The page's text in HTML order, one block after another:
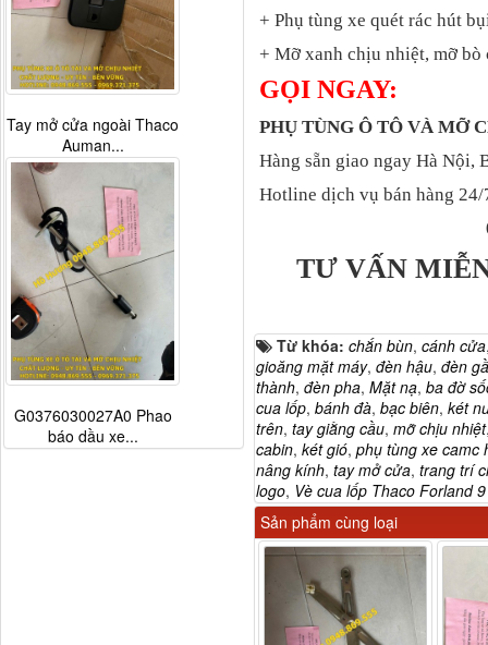
+ Phụ tùng xe quét rác hút
+ Mỡ xanh chịu nhiệt, mỡ
GỌI NGAY:
PHỤ TÙNG Ô TÔ VÀ MỠ
Hàng sẵn giao ngay Hà Nội,
Hotline dịch vụ bán hàng 24/
TƯ VẤN
Từ khóa: chắn bùn, cánh cửa
gioăng mặt máy, đèn hậu, đèn
thành, đèn pha, Mặt nạ, ba đờ
cua lốp, bánh đà, bạc biên, két
trên, tay giằng cầu, mỡ chịu nhiệt
cabin, két gió, phụ tùng xe camc
nâng kính, tay mở cửa, trang trí
logo, Vè cua lốp Thaco Forland
Sản phẩm cùng loại
Tay mở cửa ngoài Thaco
Auman...
G0376030027A0 Phao
báo dầu xe...